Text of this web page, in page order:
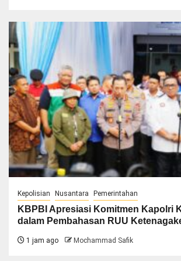
Kepolisian Nusantara Pemerintahan
KBPBI Apresiasi Komitmen Kapolri
dalam Pembahasan RUU
1 jam ago Mochammad Safik